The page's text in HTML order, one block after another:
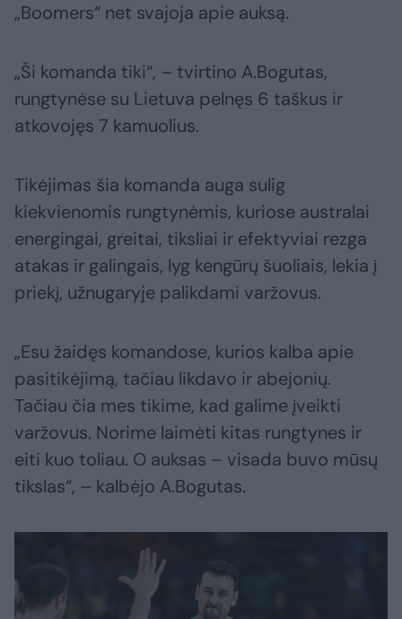
„Boomers“ net svajoja apie auksą.
„Ši komanda tiki“, – tvirtino A.Bogutas,
rungtynėse su Lietuva pelnęs 6 taškus ir
atkovojęs 7 kamuolius.
Tikėjimas šia komanda auga sulig
kiekvienomis rungtynėmis, kuriose australai
energingai, greitai, tiksliai ir efektyviai rezga
atakas ir galingais, lyg kengūrų šuoliais, lekia į
priekį, užnugaryje palikdami varžovus.
„Esu žaidęs komandose, kurios kalba apie
pasitikėjimą, tačiau likdavo ir abejonių.
Tačiau čia mes tikime, kad galime įveikti
varžovus. Norime laimėti kitas rungtynes ir
eiti kuo toliau. O auksas – visada buvo mūsų
tikslas“, – kalbėjo A.Bogutas.